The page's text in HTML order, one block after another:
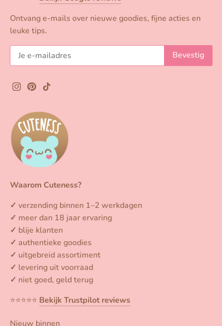
Ontvang e-mails over nieuwe goodies, fijne acties en
leuke tips.
Waarom Cuteness?
✓ verzending binnen 1–2 werkdagen
✓ meer dan 18 jaar ervaring
✓ blije klanten
✓ authentieke goodies
✓ uitgebreid assortiment
✓ levering uit voorraad
✓ niet goed, geld terug
⭐️⭐️⭐️⭐️⭐️ Bekijk Trustpilot reviews
Nieuw binnen